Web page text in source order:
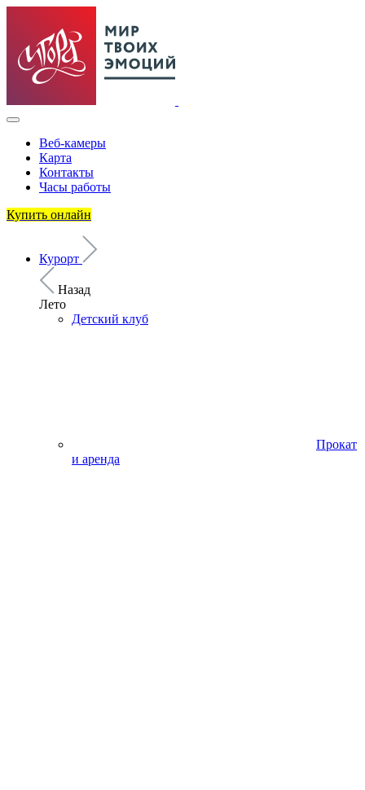
Веб-камеры
Карта
Контакты
Часы работы
Купить онлайн
Курорт
Назад
Лето
Детский клуб
Прокат
и аренда